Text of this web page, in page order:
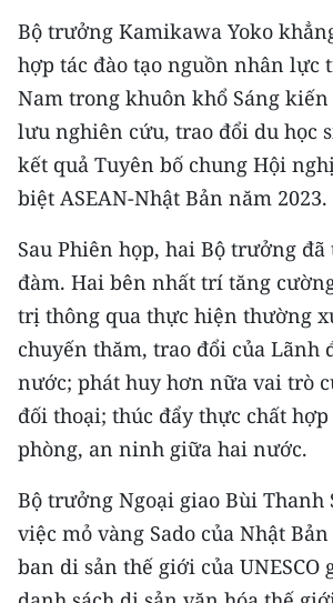
Bộ trưởng Kamikawa Yoko
hợp tác đào tạo nguồn nhân lực
Nam trong khuôn khổ Sáng kiến
lưu nghiên cứu, trao đổi du học
kết quả Tuyên bố chung Hội
biệt ASEAN-Nhật Bản năm 2023.
Sau Phiên họp, hai Bộ trưởng
đàm. Hai bên nhất trí tăng
trị thông qua thực hiện thường
chuyến thăm, trao đổi của Lãnh
nước; phát huy hơn nữa vai trò
đối thoại; thúc đẩy thực chất hợp
phòng, an ninh giữa hai nước.
Bộ trưởng Ngoại giao Bùi Thanh
việc mỏ vàng Sado của Nhật
ban di sản thế giới của UNESCO